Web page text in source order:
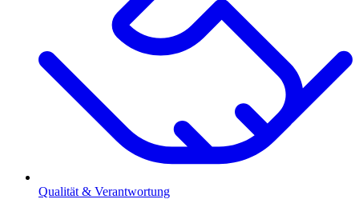
Qualität & Verantwortung